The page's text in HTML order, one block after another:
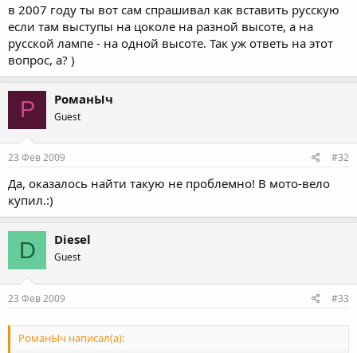
в 2007 году ты вот сам спрашивал как вставить русскую
если там выступы на цоколе на разной высоте, а на
русской лампе - на одной высоте. Так уж ответь на этот
вопрос, а? )
Р РоманЫч
Guest
23 Фев 2009 #32
Да, оказалось найти такую не проблемно! В мото-вело
купил.:)
D Diesel
Guest
23 Фев 2009 #33
РоманЫч написал(а):